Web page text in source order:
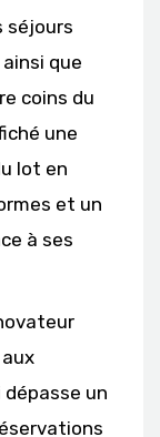
séjours
que
coins du
une
lot en
et un
à ses
un